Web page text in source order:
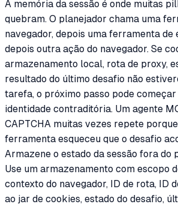
A memória da sessão é onde muitas
quebram. O planejador chama uma
navegador, depois uma ferramenta de
depois outra ação do navegador. Se
armazenamento local, rota de proxy,
resultado do último desafio não
tarefa, o próximo passo pode
identidade contraditória. Um agente
CAPTCHA muitas vezes repete
ferramenta esqueceu que o desafio
Armazene o estado da sessão fora do
Use um armazenamento com escopo
contexto do navegador, ID de rota, ID
ao jar de cookies, estado do desafio,